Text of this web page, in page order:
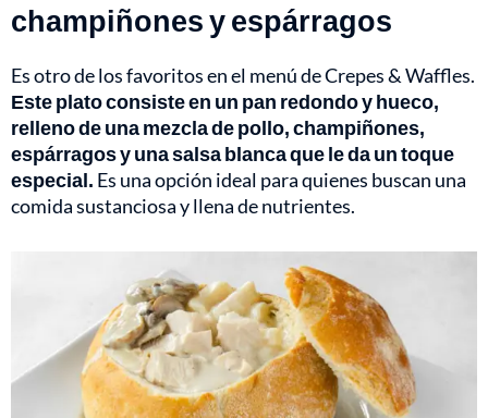
champiñones y espárragos
Es otro de los favoritos en el menú de Crepes & Waffles.
Este plato consiste en un pan redondo y hueco,
relleno de una mezcla de pollo, champiñones,
espárragos y una salsa blanca que le da un toque
especial. Es una opción ideal para quienes buscan una
comida sustanciosa y llena de nutrientes.